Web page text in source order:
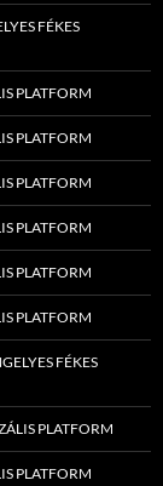
FÉKES
PLATFORM
PLATFORM
PLATFORM
PLATFORM
PLATFORM
PLATFORM
FÉKES
PLATFORM
PLATFORM